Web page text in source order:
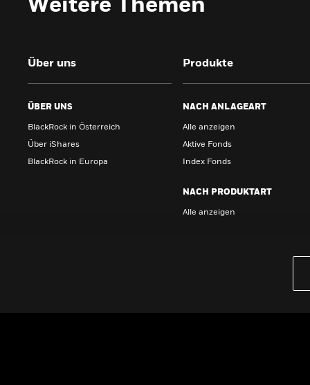
Weitere Themen
Über uns
ÜBER UNS
BlackRock in Österreich
Über iShares
BlackRock in Europa
Produkte
NACH ANLAGEART
Alle anzeigen
Aktive Fonds
Index Fonds
NACH PRODUKTART
Alle anzeigen